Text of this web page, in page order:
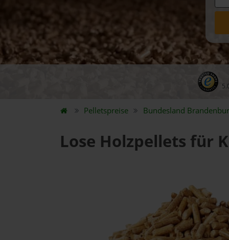
Pelletspreise Bundesland
Lose Holzpellets für